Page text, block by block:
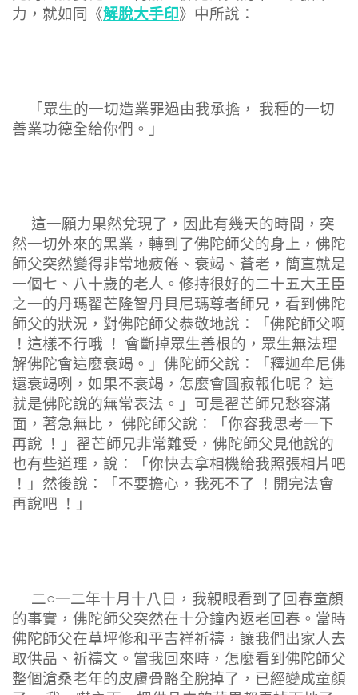
力，就如同《解脫大手印》中所說：
「眾生的一切造業罪過由我承擔， 我種的一切
善業功德全給你們。」
這一願力果然兌現了，因此有幾天的時間，突
然一切外來的黑業，轉到了佛陀師父的身上，佛陀
師父突然變得非常地疲倦、衰竭、蒼老，簡直就是
一個七、八十歲的老人。修持很好的二十五大王臣
之一的丹瑪翟芒隆智丹貝尼瑪尊者師兄，看到佛陀
師父的狀況，對佛陀師父恭敬地說：「佛陀師父啊
！這樣不行哦 ！ 會斷掉眾生善根的，眾生無法理
解佛陀會這麼衰竭。」佛陀師父說：「釋迦牟尼佛
還衰竭咧，如果不衰竭，怎麼會圓寂報化呢？ 這
就是佛陀說的無常表法。」可是翟芒師兄愁容滿
面，著急無比， 佛陀師父說：「你容我思考一下
再說 ！」翟芒師兄非常難受，佛陀師父見他說的
也有些道理，說：「你快去拿相機給我照張相片吧
！」然後說：「不要擔心，我死不了 ！開完法會
再說吧 ！」
二○一二年十月十八日，我親眼看到了回春童顏
的事實，佛陀師父突然在十分鐘內返老回春。當時
佛陀師父在草坪修和平吉祥祈禱，讓我們出家人去
取供品、祈禱文。當我回來時，怎麼看到佛陀師父
整個滄桑老年的皮膚骨骼全脫掉了，已經變成童顏